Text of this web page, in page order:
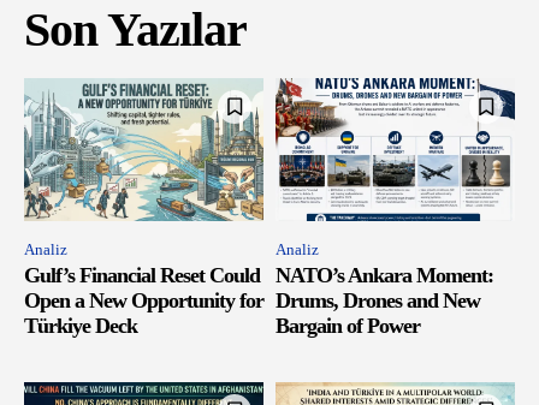
Son Yazılar
Analiz
Gulf’s Financial Reset Could
Open a New Opportunity for
Türkiye Deck
Analiz
NATO’s Ankara Moment:
Drums, Drones and New
Bargain of Power